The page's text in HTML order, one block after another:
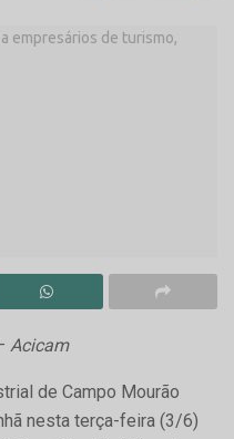
Acicam
de Campo Mourão
nesta terça-feira (3/6)